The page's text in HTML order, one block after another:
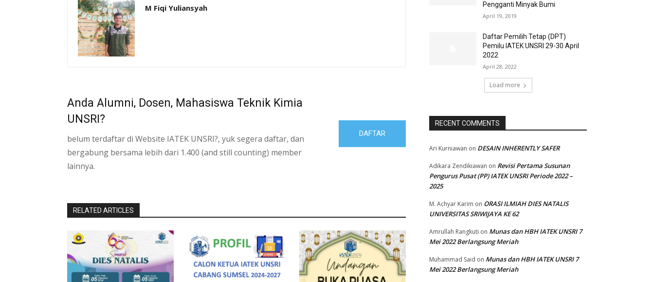
M Fiqi Yuliansyah
Anda Alumni, Dosen, Mahasiswa Teknik Kimia
UNSRI?
belum terdaftar di Website IATEK UNSRI?, yuk segera daftar, dan
bergabung bersama lebih dari 1.400 (and still counting) member
lainnya.
DAFTAR
RELATED ARTICLES
Pengganti Minyak Bumi
April 19, 2019
Daftar Pemilih Tetap (DPT)
Pemilu IATEK UNSRI 29-30 April
2022
April 28, 2022
Load more
RECENT COMMENTS
Ari Kurniawan on DESAIN INHERENTLY SAFER
Adikara Zendikiawan on Revisi Pertama Susunan
Pengurus Pusat (PP) IATEK UNSRI Periode 2022 –
2025
M. Achyar Karim on ORASI ILMIAH DIES NATALIS
UNIVERSITAS SRIWIJAYA KE 62
Amrullah Rangkuti on Munas dan HBH IATEK UNSRI 7
Mei 2022 Berlangsung Meriah
Muhammad Said on Munas dan HBH IATEK UNSRI 7
Mei 2022 Berlangsung Meriah